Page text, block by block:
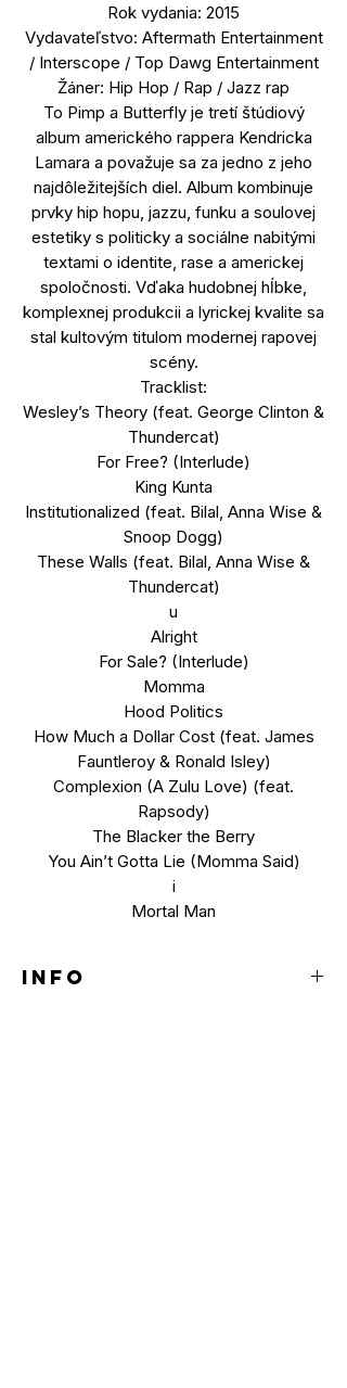
Rok vydania: 2015
Vydavateľstvo: Aftermath Entertainment
/ Interscope / Top Dawg Entertainment
Žáner: Hip Hop / Rap / Jazz rap
To Pimp a Butterfly je tretí štúdiový
album amerického rappera Kendricka
Lamara a považuje sa za jedno z jeho
najdôležitejších diel. Album kombinuje
prvky hip hopu, jazzu, funku a soulovej
estetiky s politicky a sociálne nabitými
textami o identite, rase a americkej
spoločnosti. Vďaka hudobnej hĺbke,
komplexnej produkcii a lyrickej kvalite sa
stal kultovým titulom modernej rapovej
scény.
Tracklist:
Wesley’s Theory (feat. George Clinton &
Thundercat)
For Free? (Interlude)
King Kunta
Institutionalized (feat. Bilal, Anna Wise &
Snoop Dogg)
These Walls (feat. Bilal, Anna Wise &
Thundercat)
u
Alright
For Sale? (Interlude)
Momma
Hood Politics
How Much a Dollar Cost (feat. James
Fauntleroy & Ronald Isley)
Complexion (A Zulu Love) (feat.
Rapsody)
The Blacker the Berry
You Ain’t Gotta Lie (Momma Said)
i
Mortal Man
INFO